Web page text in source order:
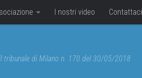
I nostri video Contattaci
tribunale di Milano n. 170 del 30/05/2018